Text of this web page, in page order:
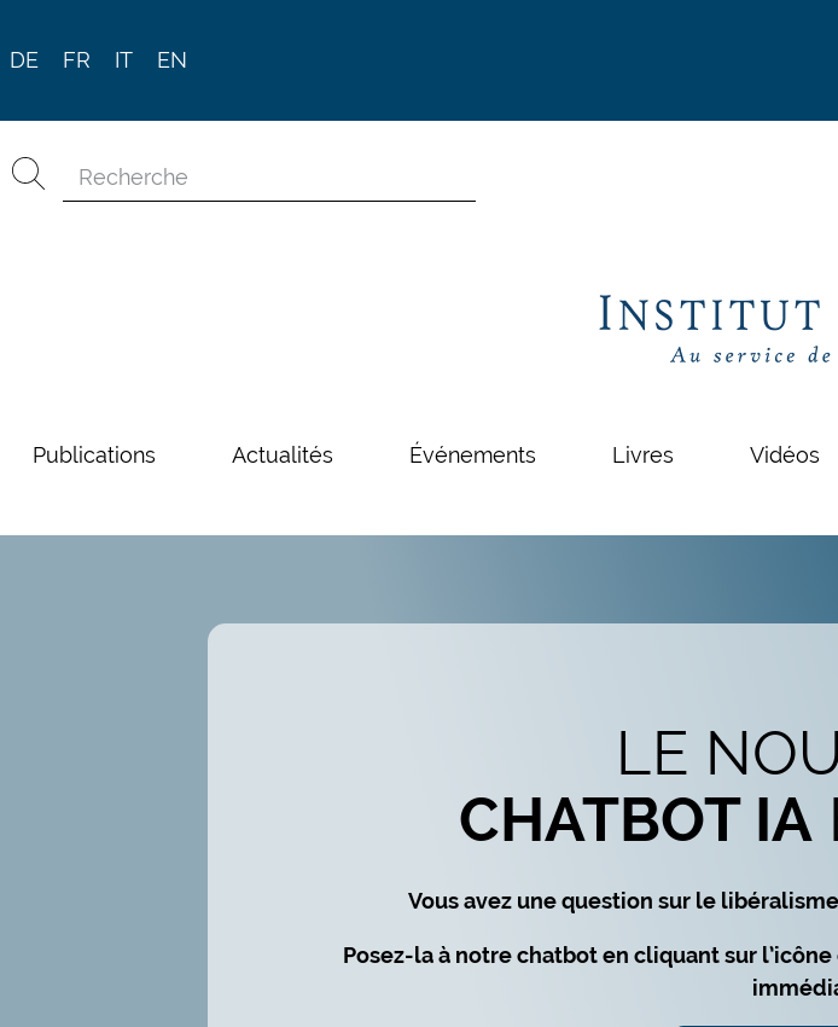
DE FR IT EN
Publications Actualités Événements Livres Vidéos
LE
CHATBOT IA
Vous avez une question sur le
Posez-la à notre chatbot en cliquant sur